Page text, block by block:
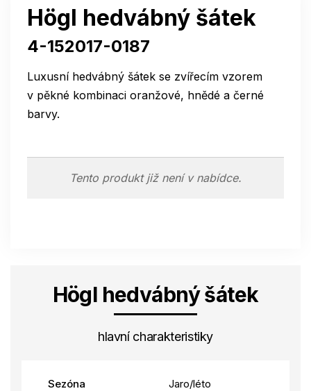
Högl hedvábný šátek
4-152017-0187
Luxusní hedvábný šátek se zvířecím vzorem
v pěkné kombinaci oranžové, hnědé a černé
barvy.
Tento produkt již není v nabídce.
Högl hedvábný šátek
hlavní charakteristiky
Sezóna
Jaro/léto